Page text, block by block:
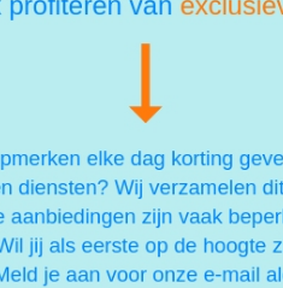
zonder in te boeten op kwaliteit of
te zijn. Met de juiste keuzes kan je
de kracht van raamdecoratie: een